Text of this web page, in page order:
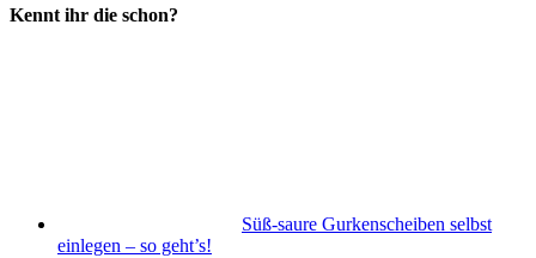
Kennt ihr die schon?
Süß-saure Gurkenscheiben selbst
einlegen – so geht’s!